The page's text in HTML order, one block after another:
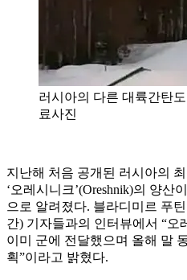
러시아의 다른 대륙간탄
료사진
지난해 처음 공개된 러시아의
‘오레시니크’(Oreshnik)의 양산
으로 알려졌다. 블라디미르 푸
간) 기자들과의 인터뷰에서 “오
이미 군에 전달했으며 올해 말
획”이라고 밝혔다.